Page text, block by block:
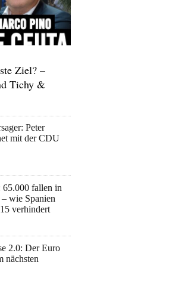
Ziel? –
Tichy &
Peter
mit der CDU
65.000 fallen in
wie Spanien
verhindert
2.0: Der Euro
nächsten